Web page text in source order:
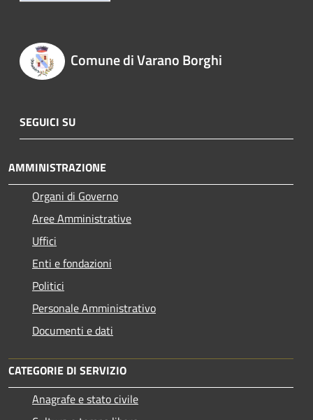
Comune di Varano Borghi
SEGUICI SU
AMMINISTRAZIONE
Organi di Governo
Aree Amministrative
Uffici
Enti e fondazioni
Politici
Personale Amministrativo
Documenti e dati
CATEGORIE DI SERVIZIO
Anagrafe e stato civile